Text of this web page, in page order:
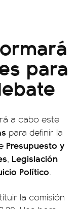
para
a cabo este
para definir la
Presupuesto y
, Legislación
Político.
la comisión